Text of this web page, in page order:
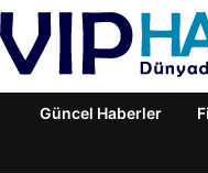
Güncel Haberler